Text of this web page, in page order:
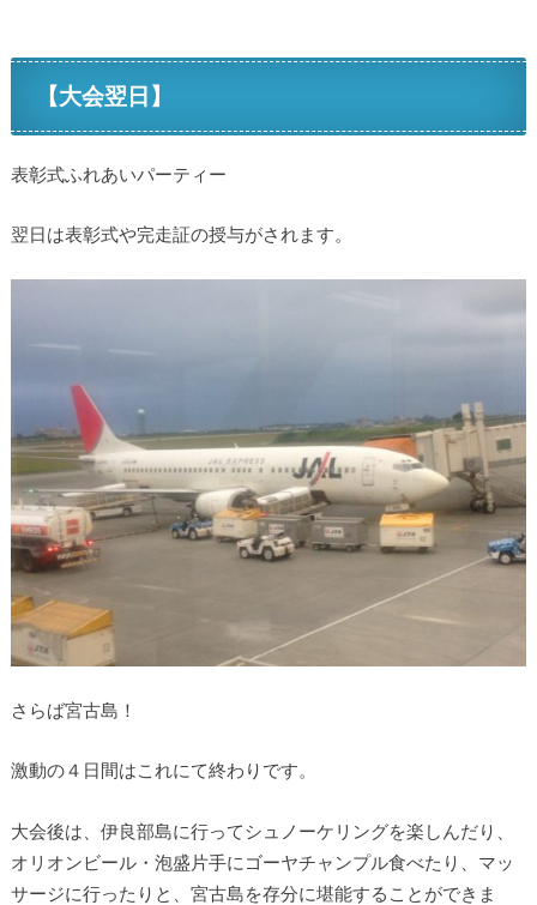
【大会翌日】
表彰式ふれあいパーティー
翌日は表彰式や完走証の授与がされます。
さらば宮古島！
激動の４日間はこれにて終わりです。
大会後は、伊良部島に行ってシュノーケリングを楽しんだり、
オリオンビール・泡盛片手にゴーヤチャンプル食べたり、マッ
サージに行ったりと、宮古島を存分に堪能することができま